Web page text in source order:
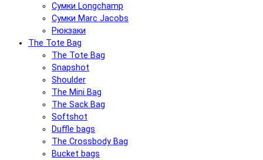
Сумки Longchamp
Сумки Marc Jacobs
Рюкзаки
The Tote Bag
The Tote Bag
Snapshot
Shoulder
The Mini Bag
The Sack Bag
Softshot
Duffle bags
The Crossbody Bag
Bucket bags